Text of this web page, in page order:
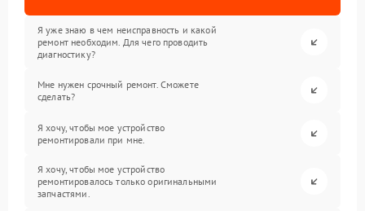
Я уже знаю в чем неисправность и какой
ремонт необходим. Для чего проводить
диагностику?
Мне нужен срочный ремонт. Сможете
сделать?
Я хочу, чтобы мое устройство
ремонтировали при мне.
Я хочу, чтобы мое устройство
ремонтировалось только оригинальными
запчастями.